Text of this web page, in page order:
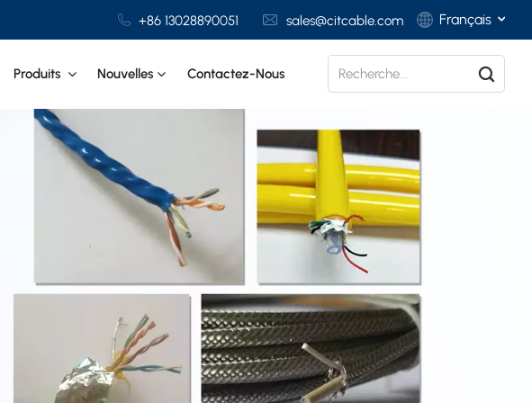
+86 13028890051 sales@citcable.com Français
Deutsch
Italiano
Español
Produits Nouvelles Contactez-Nous